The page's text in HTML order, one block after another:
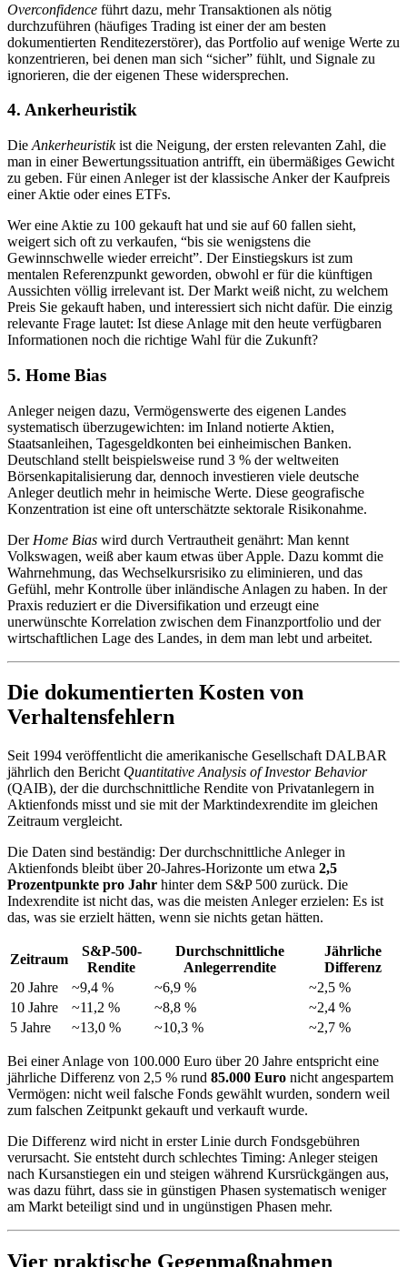
Overconfidence führt dazu, mehr Transaktionen als nötig
durchzuführen (häufiges Trading ist einer der am besten
dokumentierten Renditezerstörer), das Portfolio auf wenige Werte zu
konzentrieren, bei denen man sich “sicher” fühlt, und Signale zu
ignorieren, die der eigenen These widersprechen.
4. Ankerheuristik
Die Ankerheuristikist die Neigung, der ersten relevanten Zahl, die
man in einer Bewertungssituation antrifft, ein übermäßiges Gewicht
zu geben. Für einen Anleger ist der klassische Anker der Kaufpreis
einer Aktie oder eines ETFs.
Wer eine Aktie zu 100 gekauft hat und sie auf 60 fallen sieht,
weigert sich oft zu verkaufen, “bis sie wenigstens die
Gewinnschwelle wieder erreicht”. Der Einstiegskurs ist zum
mentalen Referenzpunkt geworden, obwohl er für die künftigen
Aussichten völlig irrelevant ist. Der Markt weiß nicht, zu welchem
Preis Sie gekauft haben, und interessiert sich nicht dafür. Die einzig
relevante Frage lautet: Ist diese Anlage mit den heute verfügbaren
Informationen noch die richtige Wahl für die Zukunft?
5. Home Bias
Anleger neigen dazu, Vermögenswerte des eigenen Landes
systematisch überzugewichten: im Inland notierte Aktien,
Staatsanleihen, Tagesgeldkonten bei einheimischen Banken.
Deutschland stellt beispielsweise rund 3 % der weltweiten
Börsenkapitalisierung dar, dennoch investieren viele deutsche
Anleger deutlich mehr in heimische Werte. Diese geografische
Konzentration ist eine oft unterschätzte sektorale Risikonahme.
Der Home Bias wird durch Vertrautheit genährt: Man kennt
Volkswagen, weiß aber kaum etwas über Apple. Dazu kommt die
Wahrnehmung, das Wechselkursrisiko zu eliminieren, und das
Gefühl, mehr Kontrolle über inländische Anlagen zu haben. In der
Praxis reduziert er die Diversifikation und erzeugt eine
unerwünschte Korrelation zwischen dem Finanzportfolio und der
wirtschaftlichen Lage des Landes, in dem man lebt und arbeitet.
Die dokumentierten Kosten von
Verhaltensfehlern
Seit 1994 veröffentlicht die amerikanische Gesellschaft DALBAR
jährlich den Bericht Quantitative Analysis of Investor Behavior
(QAIB), der die durchschnittliche Rendite von Privatanlegern in
Aktienfonds misst und sie mit der Marktindexrendite im gleichen
Zeitraum vergleicht.
Die Daten sind beständig: Der durchschnittliche Anleger in
Aktienfonds bleibt über 20-Jahres-Horizonte um etwa 2,5
Prozentpunkte pro Jahr hinter dem S&P 500 zurück. Die
Indexrendite ist nicht das, was die meisten Anleger erzielen: Es ist
das, was sie erzielt hätten, wenn sie nichts getan hätten.
Zeitraum
S&P-500-
Rendite
Durchschnittliche
Anlegerrendite
Jährliche
Differenz
20 Jahre
~9,4 % ~6,9 %
~2,5 %
10 Jahre
~11,2 % ~8,8 %
~2,4 %
5 Jahre
~13,0 % ~10,3 % ~2,7 %
Bei einer Anlage von 100.000 Euro über 20 Jahre entspricht eine
jährliche Differenz von 2,5 % rund 85.000 Euro nicht angespartem
Vermögen: nicht weil falsche Fonds gewählt wurden, sondern weil
zum falschen Zeitpunkt gekauft und verkauft wurde.
Die Differenz wird nicht in erster Linie durch Fondsgebühren
verursacht. Sie entsteht durch schlechtes Timing: Anleger steigen
nach Kursanstiegen ein und steigen während Kursrückgängen aus,
was dazu führt, dass sie in günstigen Phasen systematisch weniger
am Markt beteiligt sind und in ungünstigen Phasen mehr.
Vier praktische Gegenmaßnahmen